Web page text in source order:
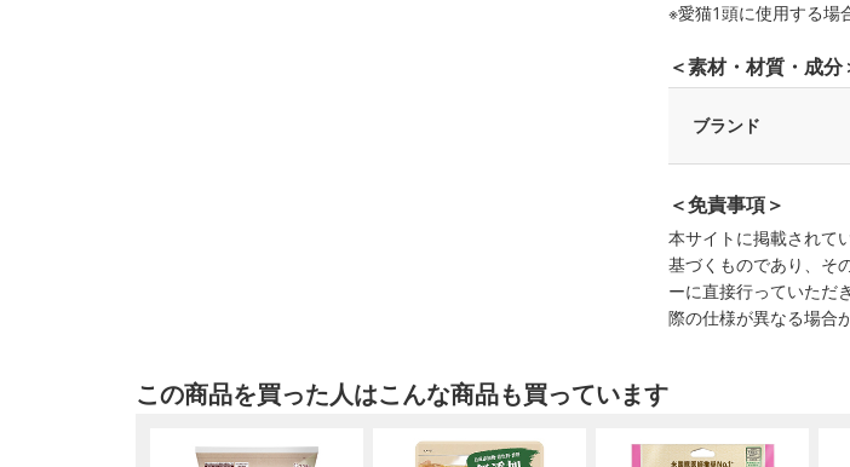
※愛猫1頭に使用する場
＜素材・材質・成分
ブランド
＜免責事項＞
本サイトに掲載されて
基づくものであり、そ
ーに直接行っていただ
際の仕様が異なる場合
この商品を買った人はこんな商品も買っています